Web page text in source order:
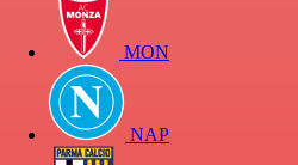
MON
NAP